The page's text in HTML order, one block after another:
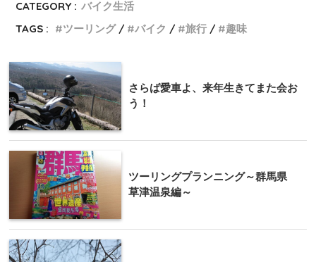
CATEGORY : バイク生活
TAGS :
ツーリング バイク 旅行 趣味
さらば愛車よ、来年生きてまた会お
う！
ツーリングプランニング～群馬県
草津温泉編～